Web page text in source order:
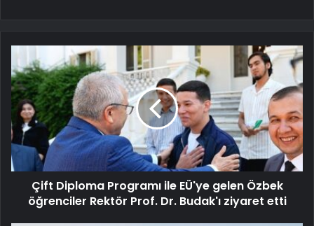
Çift Diploma Programı ile EÜ'ye gelen Özbek
öğrenciler Rektör Prof. Dr. Budak'ı ziyaret etti